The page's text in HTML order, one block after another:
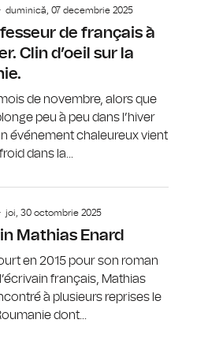
duminică, 07 decembrie 2025
de français à
Clin d’oeil sur la
de novembre, alors que
peu à peu dans l’hiver
événement chaleureux vient
dans la...
joi, 30 octombrie 2025
Mathias Enard
en 2015 pour son roman
français, Mathias
à plusieurs reprises le
dont...